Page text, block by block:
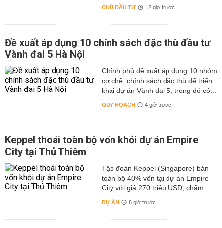
CHỦ ĐẦU TƯ 12 giờ trước
Đề xuất áp dụng 10 chính sách đặc thù đầu tư
Vành đai 5 Hà Nội
Chính phủ đề xuất áp dụng 10 nhóm
cơ chế, chính sách đặc thù để triển
khai dự án Vành đai 5, trong đó có...
QUY HOẠCH 4 giờ trước
Keppel thoái toàn bộ vốn khỏi dự án Empire
City tại Thủ Thiêm
Tập đoàn Keppel (Singapore) bán
toàn bộ 40% vốn tại dự án Empire
City với giá 270 triệu USD, chấm...
DỰ ÁN 8 giờ trước